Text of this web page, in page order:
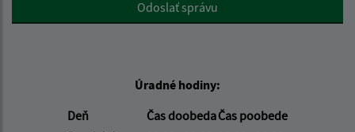
Odoslať správu
Úradné hodiny:
Deň
Čas doobedaČas poobede